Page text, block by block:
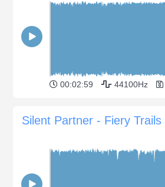
00:02:59 44100Hz
Silent Partner - Fiery Trails